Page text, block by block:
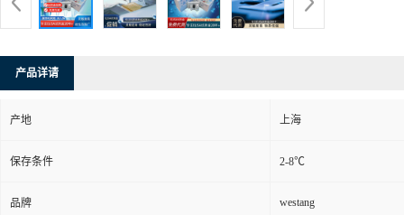
产品详请
产地 上海
保存条件 2-8℃
品牌 westang